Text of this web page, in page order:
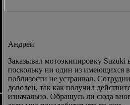
Андрей
Заказывал мотоэкипировку Suzuki
поскольку ни один из имеющихся
поблизости не устраивал.
доволен, так как получил
изначально. Обращусь ли сюда